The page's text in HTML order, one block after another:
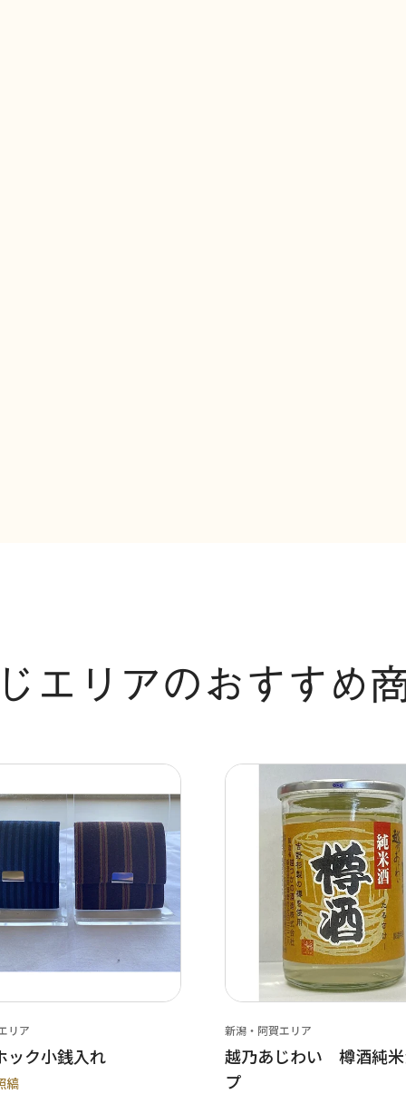
エリアのおすすめ
リア
ック小銭入れ
縞
新潟・阿賀エリア
越乃あじわい 樽酒純
プ